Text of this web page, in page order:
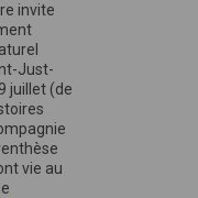
invite
Just-
juillet (de
vie au